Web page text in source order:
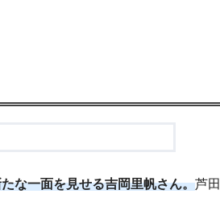
な一面を見せる吉岡里帆さん。芦田